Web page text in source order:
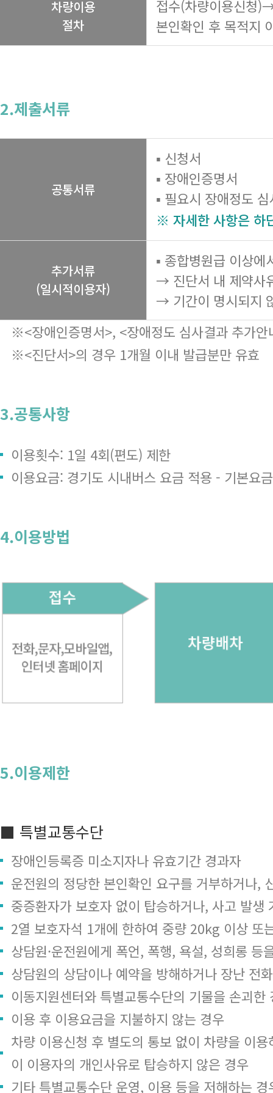
차량이용
절차
접수(차량이용신청
본인확인 후 목적지
2.제출서류
공통서류
▪ 신청서
▪ 장애인증명서
▪ 필요시 장애정도
※ 자세한 사항은 하
추가서류
(일시적이용자)
▪ 종합병원급 이상에
→ 진단서 내 제약사
→ 기간이 명시되지
※<장애인증명서>, <장애정도 심사결과 추가
※<진단서>의 경우 1개월 이내 발급분만 유효
3.공통사항
이용횟수: 1일 4회(편도) 제한
이용요금: 경기도 시내버스 요금 적용 - 기본
4.이용방법
5.이용제한
■ 특별교통수단
장애인등록증 미소지자나 유효기간 경과자
운전원의 정당한 본인확인 요구를 거부하거나,
중증환자가 보호자 없이 탑승하거나, 사고 발생
2열 보호자석 1개에 한하여 중량 20kg 이상 또
상담원·운전원에게 폭언, 폭행, 욕설, 성희롱 등
상담원의 상담이나 예약을 방해하거나 장난 전
이동지원센터와 특별교통수단의 기물을 손괴한
이용 후 이용요금을 지불하지 않는 경우
차량 이용신청 후 별도의 통보 없이 차량을 이
이 이용자의 개인사유로 탑승하지 않은 경우
기타 특별교통수단 운영, 이용 등을 저해하는 경